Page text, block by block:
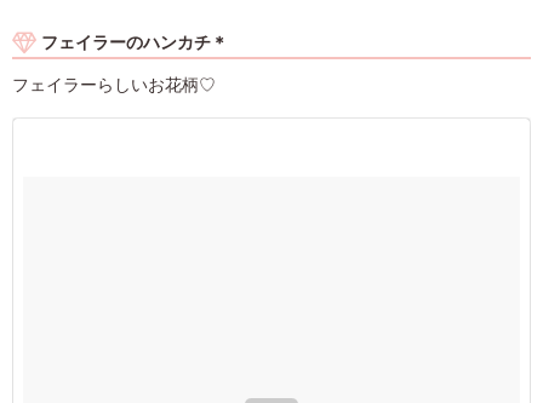
フェイラーのハンカチ＊
フェイラーらしいお花柄♡